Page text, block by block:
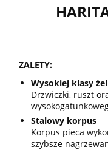
ZALETY:
Wysokiej klasy
Drzwiczki, ruszt
Stalowy korpus
Korpus pieca
szybsze